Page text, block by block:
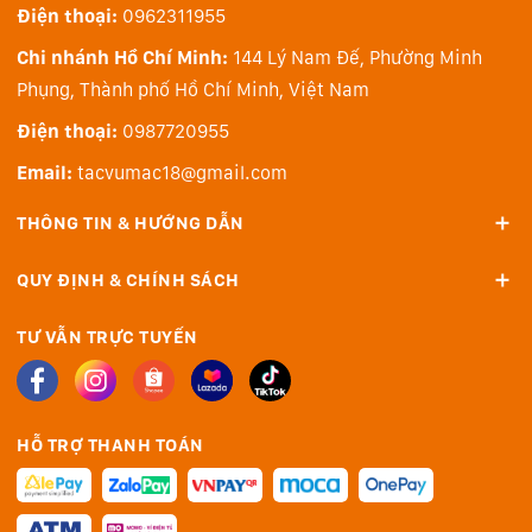
1 - 10.000 đèn LED mini được nhóm lại để mang lại độ
2 - Các tấm phim quang học tùy chỉnh và bộ khuếch
Kết nối cần thiết
MacBook Pro có dãy cổng kết nối mạnh mẽ để kết nối
với thiết bị ngoại vi tốc độ cao cũng như màn hình độ
phân giải cao, hoặc trực tiếp chuyển dữ liệu từ thẻ
Bluetooth 5.3.
Kết nối một màn hình ngoài có độ phân giải cao với
Điện thoại: 0962311955
Chi nhánh Hồ Chí Minh: 144 Lý Nam Đế, Phường Minh
Phụng, Thành phố Hồ Chí Minh, Việt Nam
Điện thoại: 0987720955
Email: tacvumac18@gmail.com
THÔNG TIN & HƯỚNG DẪN
QUY ĐỊNH & CHÍNH SÁCH
TƯ VẪN TRỰC TUYẾN
HỖ TRỢ THANH TOÁN